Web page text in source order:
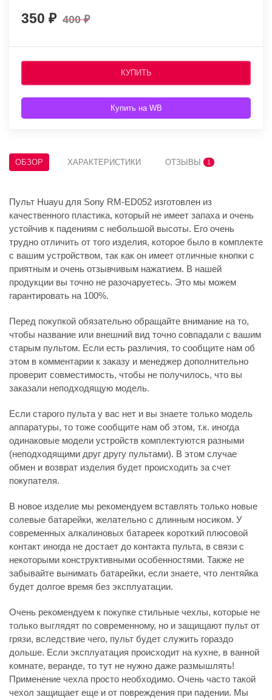
350 400
КУПИТЬ
Купить на WB
ОБЗОР ХАРАКТЕРИСТИКИ ОТЗЫВЫ 1
Пульт Huayu для Sony RM-ED052 изготовлен из
качественного пластика, который не имеет запаха и очень
устойчив к падениям с небольшой высоты. Его очень
трудно отличить от того изделия, которое было в комплекте
с вашим устройством, так как он имеет отличные кнопки с
приятным и очень отзывчивым нажатием. В нашей
продукции вы точно не разочаруетесь. Это мы можем
гарантировать на 100%.
Перед покупкой обязательно обращайте внимание на то,
чтобы название или внешний вид точно совпадали с вашим
старым пультом. Если есть различия, то сообщите нам об
этом в комментарии к заказу и менеджер дополнительно
проверит совместимость, чтобы не получилось, что вы
заказали неподходящую модель.
Если старого пульта у вас нет и вы знаете только модель
аппаратуры, то тоже сообщите нам об этом, т.к. иногда
одинаковые модели устройств комплектуются разными
(неподходящими друг другу пультами). В этом случае
обмен и возврат изделия будет происходить за счет
покупателя.
В новое изделие мы рекомендуем вставлять только новые
солевые батарейки, желательно с длинным носиком. У
современных алкалиновых батареек короткий плюсовой
контакт иногда не достает до контакта пульта, в связи с
некоторыми конструктивными особенностями. Также не
забывайте вынимать батарейки, если знаете, что лентяйка
будет долгое время без эксплуатации.
Очень рекомендуем к покупке стильные чехлы, которые не
только выглядят по современному, но и защищают пульт от
грязи, вследствие чего, пульт будет служить гораздо
дольше. Если эксплуатация происходит на кухне, в ванной
комнате, веранде, то тут не нужно даже размышлять!
Применение чехла просто необходимо. Очень часто такой
чехол защищает еще и от повреждения при падении. Мы